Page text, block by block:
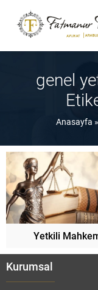
genel
Anasayfa »
Yetkili
Kurumsal